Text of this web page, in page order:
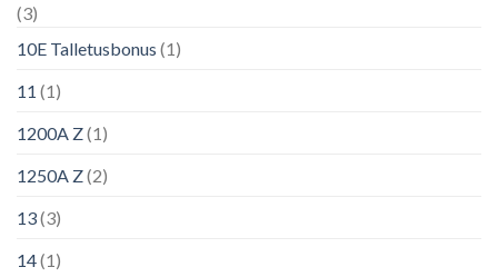
(3)
10E Talletusbonus (1)
11 (1)
1200A Z(1)
1250A Z(2)
13(3)
14(1)